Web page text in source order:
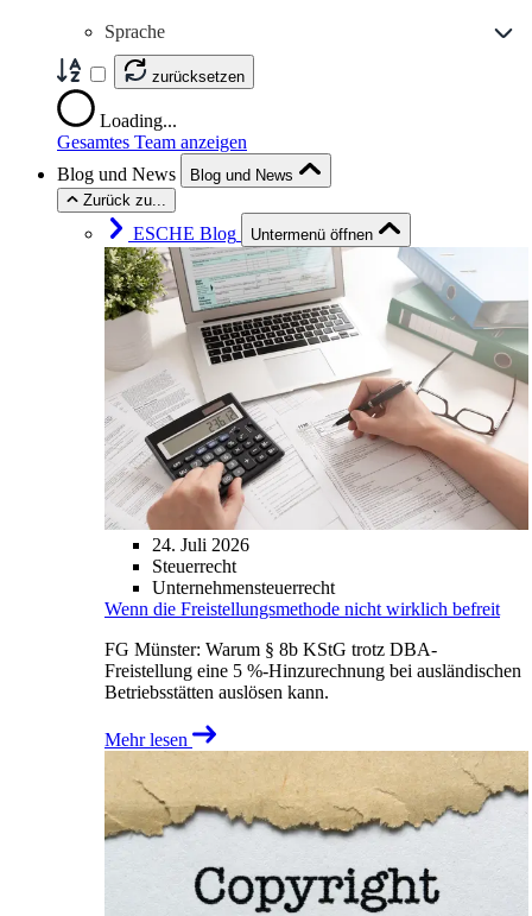
Sprache
zurücksetzen
Loading...
Gesamtes Team anzeigen
Blog und News
Blog und News
Zurück zu...
ESCHE Blog Untermenü öffnen
24. Juli 2026
Steuerrecht
Unternehmensteuerrecht
Wenn die Freistellungsmethode nicht wirklich befreit
FG Münster: Warum § 8b KStG trotz DBA-
Freistellung eine 5 %-Hinzurechnung bei ausländischen
Betriebsstätten auslösen kann.
Mehr lesen